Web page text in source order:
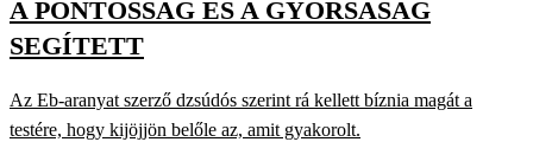
A PONTOSSÁG ÉS A GYORSASÁG
SEGÍTETT
Az Eb-aranyat szerző dzsúdós szerint rá kellett bíznia magát a
testére, hogy kijöjjön belőle az, amit gyakorolt.